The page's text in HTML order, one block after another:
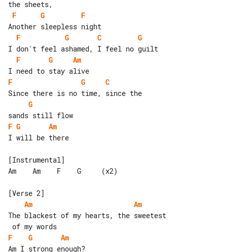
F
G
F
F
G C
G
F
G
Am
F
G
C
G
F G
Am
I will be there
[Instrumental]
Am    Am    F    G     (x2)
Am
Am
The blackest of my hearts, the sweetest
F
G
Am